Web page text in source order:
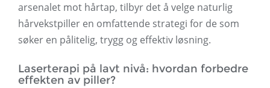
arsenalet mot hårtap, tilbyr det å velge naturlig
hårvekstpiller en omfattende strategi for de som
søker en pålitelig, trygg og effektiv løsning.
Laserterapi på lavt nivå: hvordan forbedre
effekten av piller?